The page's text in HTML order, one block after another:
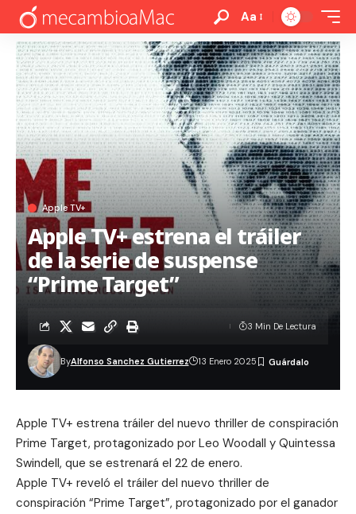
Aa
Apple TV+
Apple TV+ estrena el tráiler
de la serie de suspense
“Prime Target”
ByAlfonso Sanchez Gutierrez 13 Enero 2025
3 Min De Lectura
Apple TV+ estrena tráiler del nuevo thriller de conspiración
Prime Target, protagonizado por Leo Woodall y Quintessa
Swindell, que se estrenará el 22 de enero.
Apple TV+ reveló el tráiler del nuevo thriller de
conspiración “Prime Target”, protagonizado por el ganador